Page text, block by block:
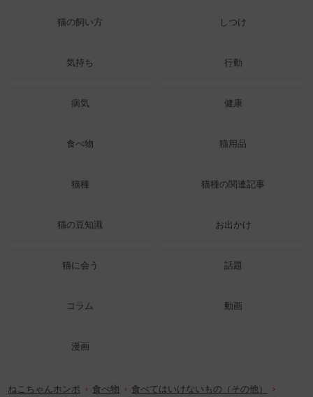
猫の飼い方 しつけ
気持ち 行動
病気 健康
食べ物 猫用品
猫種 猫種の関連記事
猫の豆知識 お出かけ
猫に会う 話題
コラム 動画
漫画
ねこちゃんホンポ 食べ物
食べてはいけないもの（その他）